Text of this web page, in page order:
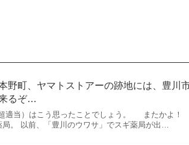
野町、ヤマトストアーの跡地には、豊川
るぞ…
超適当）はこう思ったことでしょう。 またか
以前、「豊川のウワサ」でスギ薬局が出…